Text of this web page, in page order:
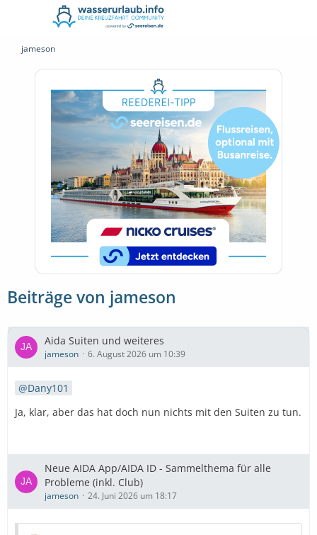
jameson
Beiträge von jameson
Aida Suiten und weiteres
jameson 6. August 2026 um 10:39
Dany101
Ja, klar, aber das hat doch nun nichts mit den Suiten zu tun.
Neue AIDA App/AIDA ID - Sammelthema für alle
Probleme (inkl. Club)
jameson 24. Juni 2026 um 18:17